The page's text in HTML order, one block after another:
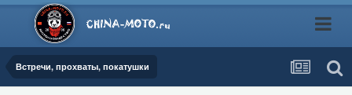
Встречи, прохваты, покатушки